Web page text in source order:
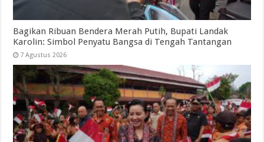
Bagikan Ribuan Bendera Merah Putih, Bupati Landak
Karolin: Simbol Penyatu Bangsa di Tengah Tantangan
7 Agustus 2026